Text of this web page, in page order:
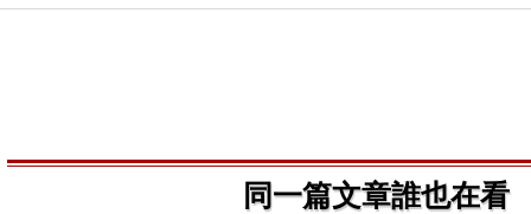
同一篇文章誰也在看